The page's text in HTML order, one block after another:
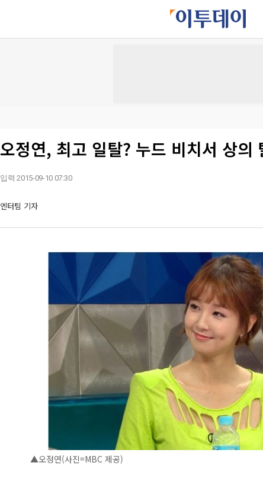
오정연, 최고 일탈? 누드 비치서 상의
입력 2015-09-10 07:30
엔터팀 기자
▲오정연(사진=MBC 제공)